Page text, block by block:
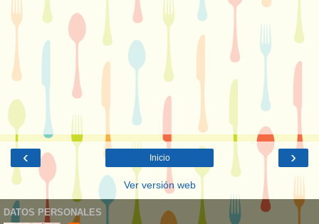
‹ ›
Inicio
Ver versión web
DATOS PERSONALES